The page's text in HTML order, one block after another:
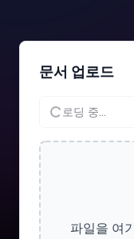
문서 업로드
로딩 중...
파일을 여